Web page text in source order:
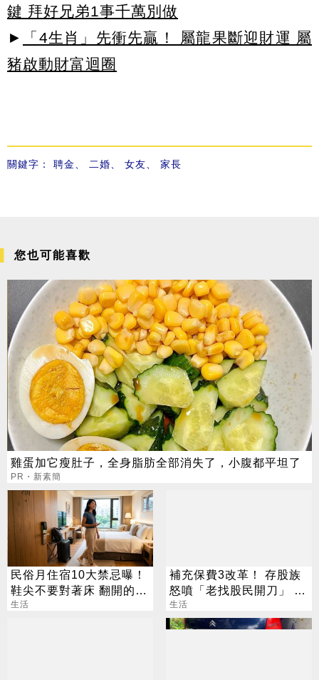
鍵 拜好兄弟1事千萬別做
►
「4生肖」先衝先贏！ 屬龍果斷迎財運 屬
豬啟動財富迴圈
關鍵字： 聘金、 二婚、 女友、 家長
您也可能喜歡
雞蛋加它瘦肚子，全身脂肪全部消失了，小腹都平坦了
PR・新素簡
民俗月住宿10大禁忌曝！
鞋尖不要對著床 翻開的聖
經別亂蓋
生活
補充保費3改革！ 存股族
怒噴「老找股民開刀」 達
人曝1招自保
生活